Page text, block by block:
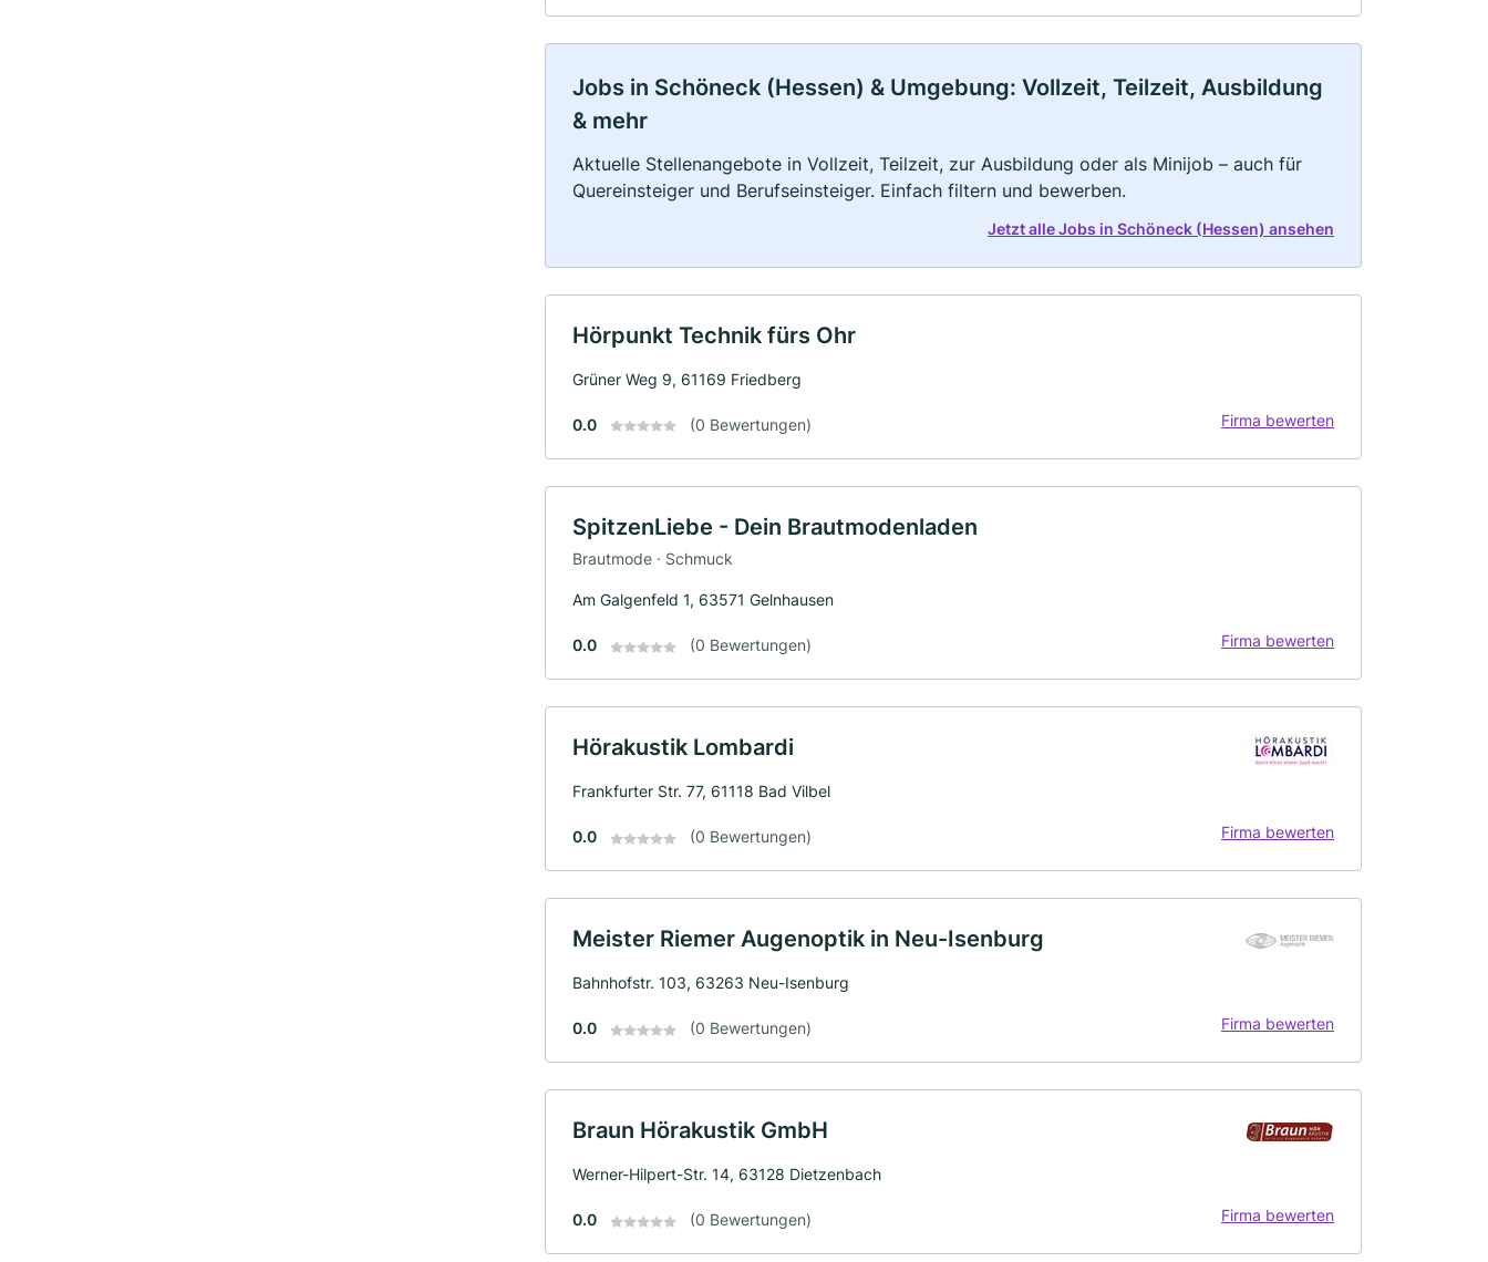
Jobs in Schöneck (Hessen) & Umgebung: Vollzeit, Teilzeit, Ausbildung
& mehr
Aktuelle Stellenangebote in Vollzeit, Teilzeit, zur Ausbildung oder als Minijob – auch für
Quereinsteiger und Berufseinsteiger. Einfach filtern und bewerben.
Jetzt alle Jobs in Schöneck (Hessen) ansehen
Hörpunkt Technik fürs Ohr
Grüner Weg 9, 61169 Friedberg
0.0 (0 Bewertungen) Firma bewerten
SpitzenLiebe - Dein Brautmodenladen
Brautmode · Schmuck
Am Galgenfeld 1, 63571 Gelnhausen
0.0 (0 Bewertungen) Firma bewerten
Hörakustik Lombardi
Frankfurter Str. 77, 61118 Bad Vilbel
0.0 (0 Bewertungen) Firma bewerten
Meister Riemer Augenoptik in Neu-Isenburg
Bahnhofstr. 103, 63263 Neu-Isenburg
0.0 (0 Bewertungen) Firma bewerten
Braun Hörakustik GmbH
Werner-Hilpert-Str. 14, 63128 Dietzenbach
0.0 (0 Bewertungen) Firma bewerten